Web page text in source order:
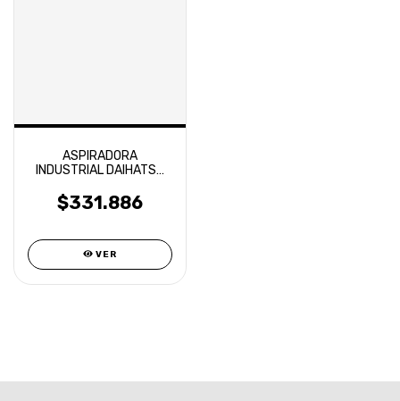
ASPIRADORA
INDUSTRIAL DAIHATSU
1200
$331.886
VER